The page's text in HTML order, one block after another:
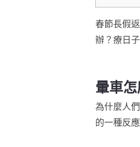
春節長假
辦？療日
暈車
為什麼人
的一種反應